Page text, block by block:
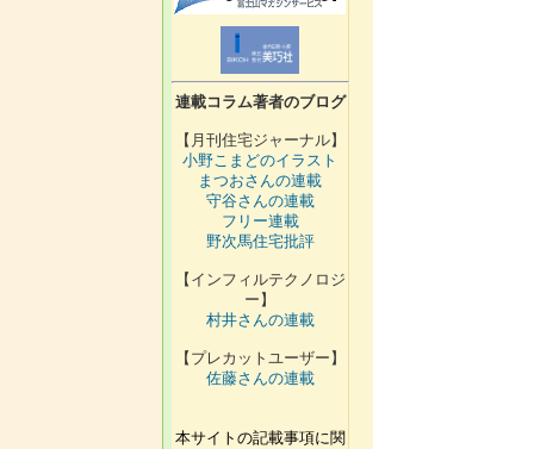
連載コラム著者のブログ
【月刊住宅ジャーナル】
小野こまどのイラスト
まつおさんの連載
守谷さんの連載
フリー連載
野次馬住宅批評
【インフィルテクノロジ
ー】
村井さんの連載
【プレカットユーザー】
佐藤さんの連載
本サイトの記載事項に関